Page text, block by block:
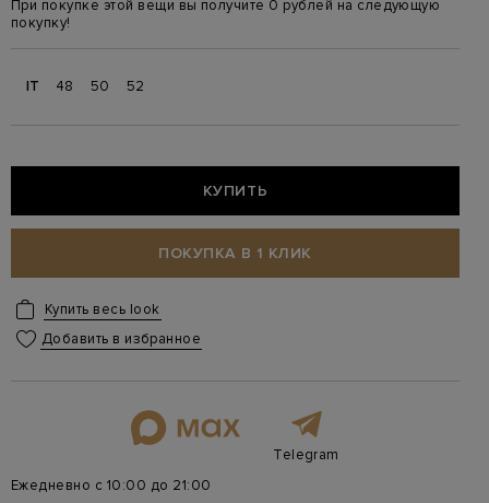
При покупке этой вещи вы получите 0 рублей на следующую
покупку!
IT 48 50 52
КУПИТЬ
ПОКУПКА В 1 КЛИК
Купить весь look
Добавить в избранное
Telegram
Ежедневно с 10:00 до 21:00